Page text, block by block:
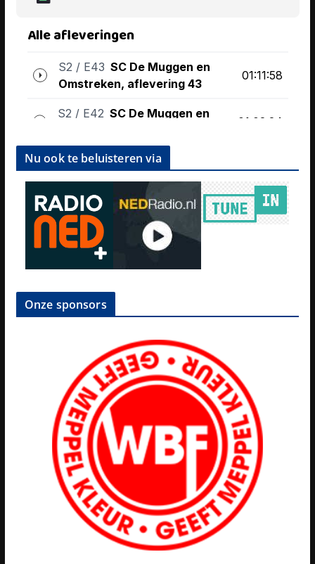
Nu ook te beluisteren via
Onze sponsors